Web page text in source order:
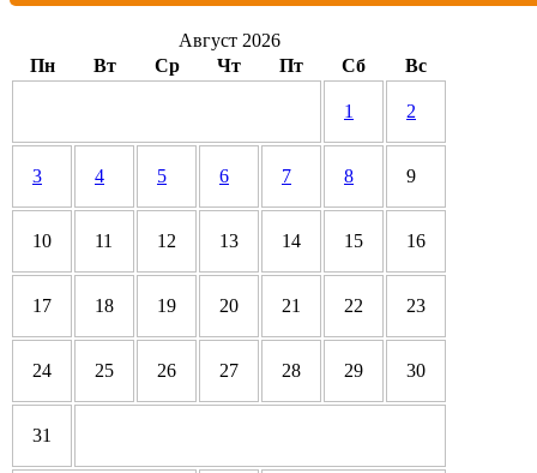
Август 2026
Пн
Вт Ср Чт Пт Сб Вс
1 2
3 4 5 6 7 8 9
10 11 12 13 14 15 16
17 18 19 20 21 22 23
24 25 26 27 28 29 30
31